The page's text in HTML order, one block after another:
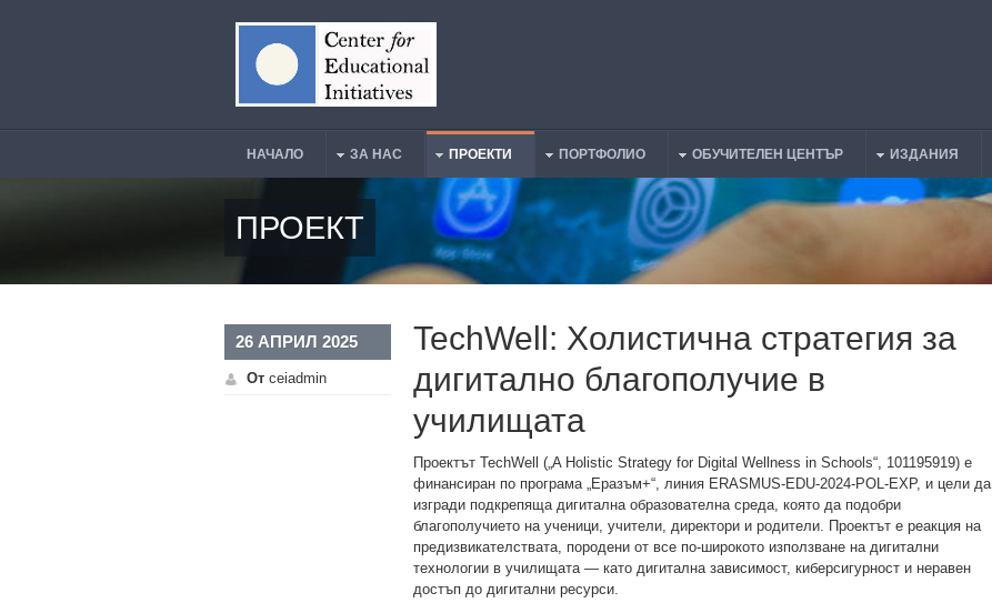
Main Menu
НАЧАЛО ЗА НАС ПРОЕКТИ ПОРТФОЛИО ОБУЧИТЕЛЕН ЦЕНТЪР ИЗДАНИЯ
ПРОЕКТ
26 АПРИЛ 2025
От ceiadmin
TechWell: Холистична стратегия за
дигитално благополучие в
училищата
Проектът TechWell („A Holistic Strategy for Digital Wellness in Schools“, 101195919) е
финансиран по програма „Еразъм+“, линия ERASMUS-EDU-2024-POL-EXP, и цели да
изгради подкрепяща дигитална образователна среда, която да подобри
благополучието на ученици, учители, директори и родители. Проектът е реакция на
предизвикателствата, породени от все по-широкото използване на дигитални
технологии в училищата — като дигитална зависимост, киберсигурност и неравен
достъп до дигитални ресурси.